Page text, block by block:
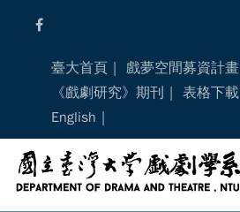
臺大首頁 戲夢空間募資計畫
《戲劇研究》期刊
表格下載
English